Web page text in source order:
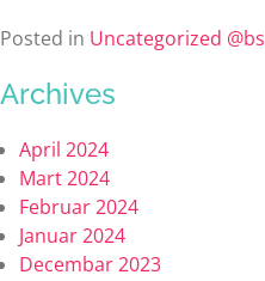
Posted in Uncategorized @bs
Archives
April 2024
Mart 2024
Februar 2024
Januar 2024
Decembar 2023